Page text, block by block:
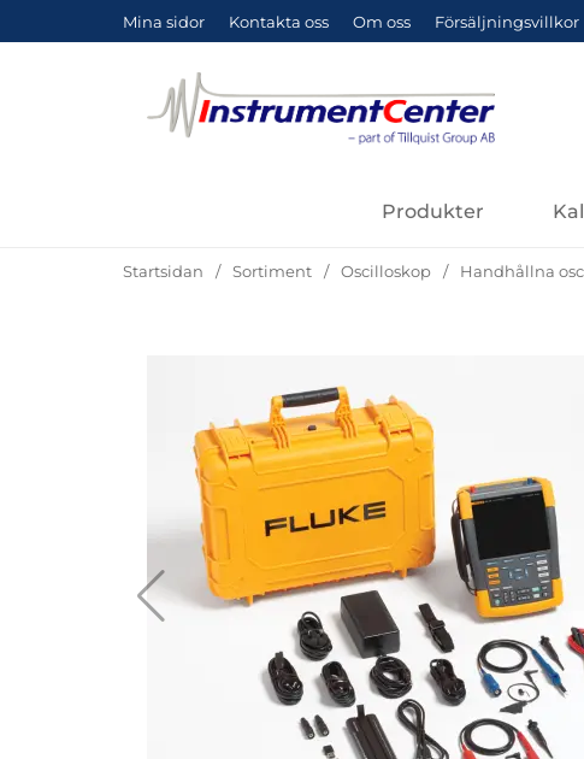
Mina sidor Kontakta oss Om oss Försäljningsvillkor
Produkter
Startsidan Sortiment Oscilloskop Handhållna